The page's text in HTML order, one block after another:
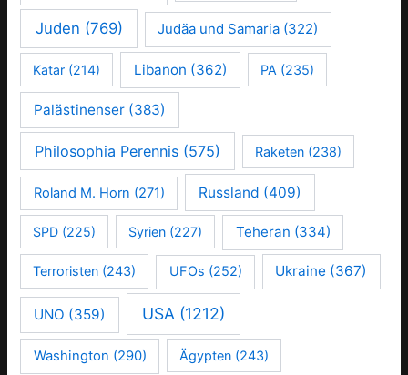
Juden (769) Judäa und Samaria (322)
Katar (214) Libanon (362) PA (235)
Palästinenser (383)
Philosophia Perennis (575) Raketen(238)
Roland M. Horn (271) Russland (409)
SPD (225) Syrien (227) Teheran (334)
Terroristen (243) UFOs (252) Ukraine (367)
UNO (359) USA (1212)
Washington (290) Ägypten (243)